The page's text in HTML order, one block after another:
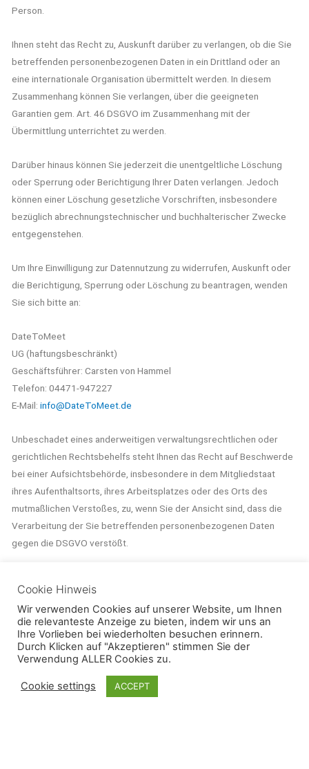
Person.
Ihnen steht das Recht zu, Auskunft darüber zu verlangen, ob die Sie
betreffenden personenbezogenen Daten in ein Drittland oder an
eine internationale Organisation übermittelt werden. In diesem
Zusammenhang können Sie verlangen, über die geeigneten
Garantien gem. Art. 46 DSGVO im Zusammenhang mit der
Übermittlung unterrichtet zu werden.
Darüber hinaus können Sie jederzeit die unentgeltliche Löschung
oder Sperrung oder Berichtigung Ihrer Daten verlangen. Jedoch
können einer Löschung gesetzliche Vorschriften, insbesondere
bezüglich abrechnungstechnischer und buchhalterischer Zwecke
entgegenstehen.
Um Ihre Einwilligung zur Datennutzung zu widerrufen, Auskunft oder
die Berichtigung, Sperrung oder Löschung zu beantragen, wenden
Sie sich bitte an:
DateToMeet
UG (haftungsbeschränkt)
Geschäftsführer: Carsten von Hammel
Telefon: 04471-947227
E-Mail:info@DateToMeet.de
Unbeschadet eines anderweitigen verwaltungsrechtlichen oder
gerichtlichen Rechtsbehelfs steht Ihnen das Recht auf Beschwerde
bei einer Aufsichtsbehörde, insbesondere in dem Mitgliedstaat
ihres Aufenthaltsorts, ihres Arbeitsplatzes oder des Orts des
mutmaßlichen Verstoßes, zu, wenn Sie der Ansicht sind, dass die
Verarbeitung der Sie betreffenden personenbezogenen Daten
gegen die DSGVO verstößt.
Wenn Sie sich für unseren Newsletter angemeldet haben und diesen
nicht mehr länger erhalten wollen, klicken Sie auf den Link:
„Newsletter abmelden“, der in allen von uns gesendeten E-Mails am
Ende enthalten ist.
Cookie Hinweis
Wir verwenden Cookies auf unserer Website, um Ihnen
die relevanteste Anzeige zu bieten, indem wir uns an
Ihre Vorlieben bei wiederholten besuchen erinnern.
Durch Klicken auf "Akzeptieren" stimmen Sie der
Verwendung ALLER Cookies zu.
Cookie settings ACCEPT